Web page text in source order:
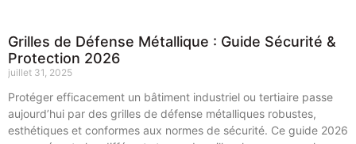
Grilles de Défense Métallique : Guide Sécurité &
Protection 2026
juillet 31, 2025
Protéger efficacement un bâtiment industriel ou tertiaire passe
aujourd’hui par des grilles de défense métalliques robustes,
esthétiques et conformes aux normes de sécurité. Ce guide 2026